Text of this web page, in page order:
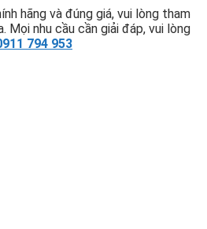
hãng và đúng giá, vui lòng tham
Mọi nhu cầu cần giải đáp, vui lòng
794 953